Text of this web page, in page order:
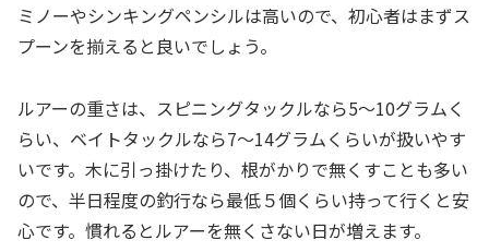
ミノーやシンキングペンシルは高いので、初心者はまずス
プーンを揃えると良いでしょう。
ルアーの重さは、スピニングタックルなら5〜10グラムく
らい、ベイトタックルなら7〜14グラムくらいが扱いやす
いです。木に引っ掛けたり、根がかりで無くすことも多い
ので、半日程度の釣行なら最低５個くらい持って行くと安
心です。慣れるとルアーを無くさない日が増えます。